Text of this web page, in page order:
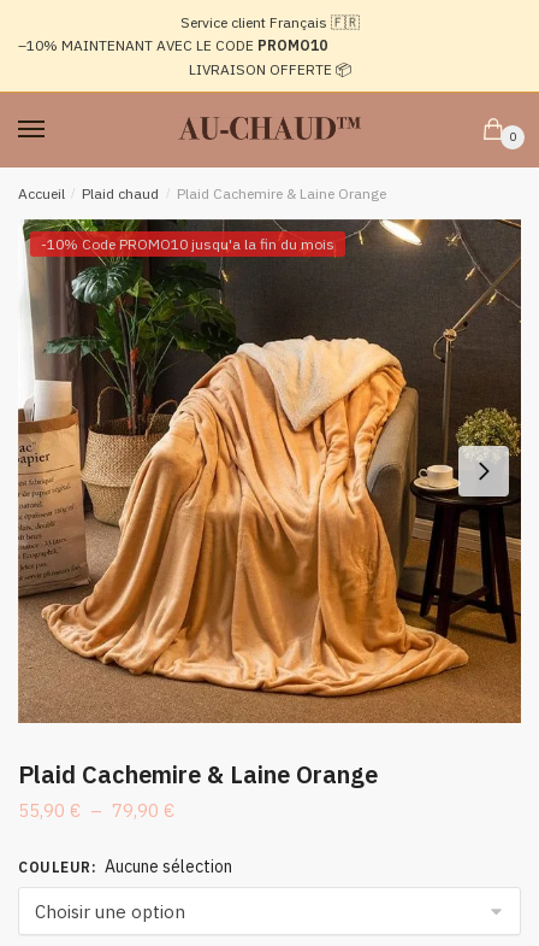
navigation
Service client Français 🇫🇷
–10% MAINTENANT AVEC LE CODE PROMO10
LIVRAISON OFFERTE 📦
0
Accueil / Plaid chaud / Plaid Cachemire & Laine Orange
-10% Code PROMO10 jusqu'a la fin du mois
Plaid Cachemire & Laine Orange
55,90 € – 79,90 €Plage
prix :
55,90 €
à
COULEUR : Aucune sélection